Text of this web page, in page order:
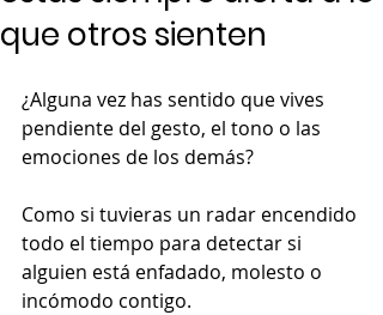
que otros sienten
¿Alguna vez has sentido que vives
pendiente del gesto, el tono o las
emociones de los demás?
Como si tuvieras un radar encendido
todo el tiempo para detectar si
alguien está enfadado, molesto o
incómodo contigo.